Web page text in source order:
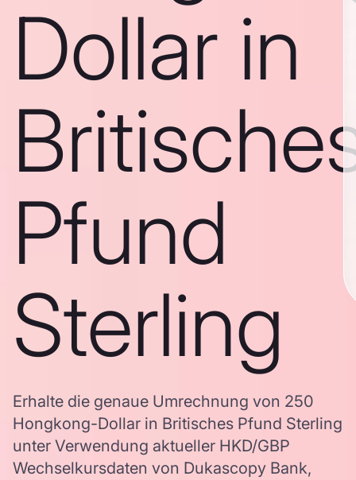
Dollar in
Pfund
Sterling
Erhalte die genaue Umrechnung von 250
Hongkong-Dollar in Britisches Pfund Sterling
unter Verwendung aktueller HKD/GBP
Wechselkursdaten von Dukascopy Bank,